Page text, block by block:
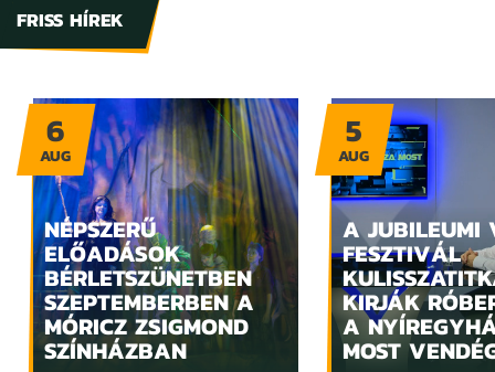
FRISS HÍREK
NÉPSZERŰ
ELŐADÁSOK
BÉRLETSZÜNETBEN
SZEPTEMBERBEN A
MÓRICZ ZSIGMOND
SZÍNHÁZBAN
6
AUG
A JUBILEUMI
FESZTIVÁL
KIRJÁK
A
MOST
5
AUG